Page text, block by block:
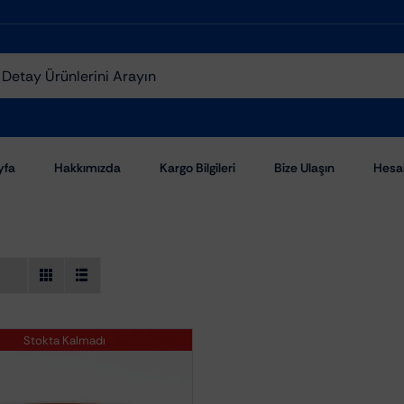
Hakkımızda Kargo Bilgileri Bize Ulaşın
Stokta Kalmadı